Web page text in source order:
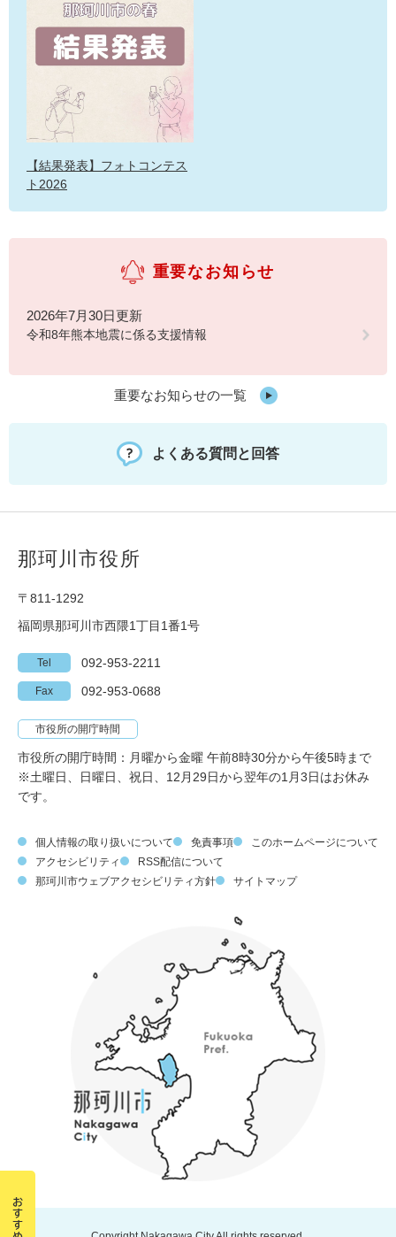
【結果発表】フォトコンテス
ト2026
重要なお知らせ
2026年7月30日更新
令和8年熊本地震に係る支援情報
重要なお知らせの一覧
よくある質問と回答
那珂川市役所
〒811-1292
福岡県那珂川市西隈1丁目1番1号
Tel 092-953-2211
Fax 092-953-0688
市役所の開庁時間
市役所の開庁時間：月曜から金曜 午前8時30分から午後5時まで
※土曜日、日曜日、祝日、12月29日から翌年の1月3日はお休み
です。
個人情報の取り扱いについて 免責事項
このホームページについて
アクセシビリティ
RSS配信について
那珂川市ウェブアクセシビリティ方針
サイトマップ